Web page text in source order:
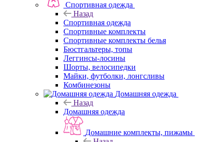
Спортивная одежда
Назад
Спортивная одежда
Спортивные комплекты
Спортивные комплекты белья
Бюстгальтеры, топы
Леггинсы-лосины
Шорты, велосипедки
Майки, футболки, лонгсливы
Комбинезоны
Домашняя одежда
Назад
Домашняя одежда
Домашние комплекты, пижамы